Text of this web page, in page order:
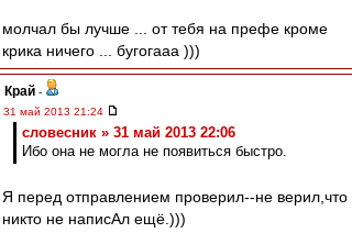
молчал бы лучше ... от тебя на префе кроме
крика ничего ... бугогааа )))
Край -
31 май 2013 21:24
словесник » 31 май 2013 22:06
Ибо она не могла не появиться быстро.
Я перед отправлением проверил--не верил,что
никто не написАл ещё.)))